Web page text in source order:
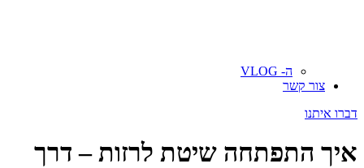
ה- VLOG
צור קשר
דברו איתנו
איך התפתחה שיטת לרזות – דרך